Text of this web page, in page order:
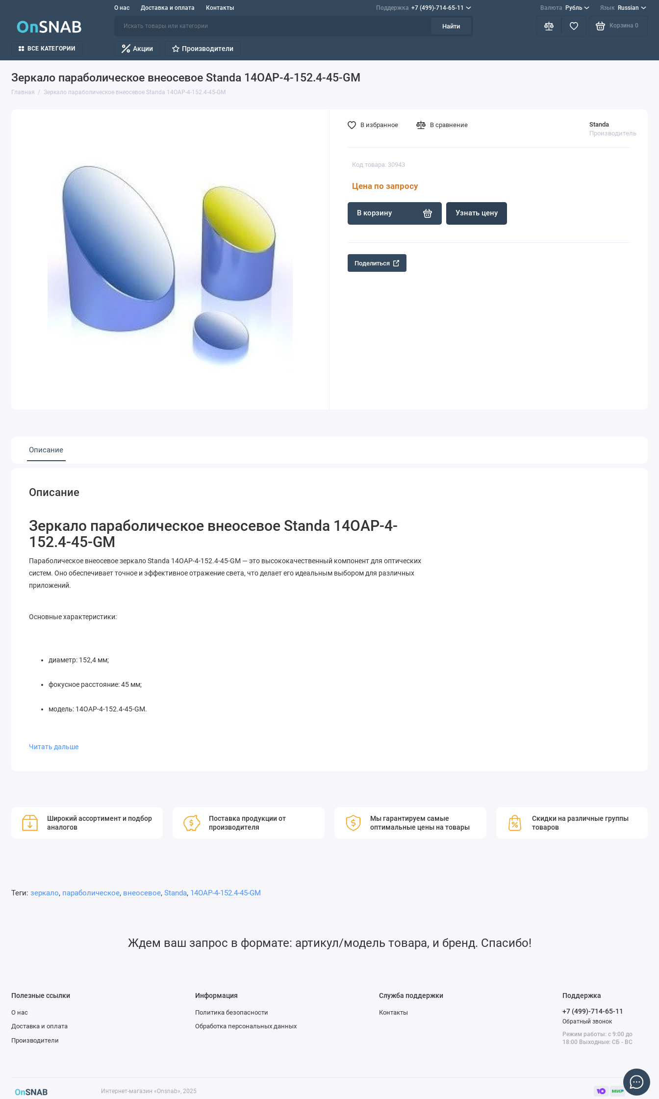
О нас Доставка и оплата Контакты Поддержка +7 (499)-714-65-11 Валюта Рубль Язык Russian
Найти Корзина 0
ВСЕ КАТЕГОРИИ Акции Производители
Зеркало параболическое внеосевое Standa 14OAP-4-152.4-45-GM
Главная Зеркало параболическое внеосевое Standa 14OAP-4-152.4-45-GM
Код товара: 30943
Цена по запросу
Standa
Производитель
В корзину Узнать цену
В избранное В сравнение
Поделиться
Описание
Описание
Зеркало параболическое внеосевое Standa 14OAP-4-
152.4-45-GM
Параболическое внеосевое зеркало Standa 14OAP-4-152.4-45-GM — это высококачественный компонент для оптических
систем. Оно обеспечивает точное и эффективное отражение света, что делает его идеальным выбором для различных
приложений.
Основные характеристики:
диаметр: 152,4 мм;
фокусное расстояние: 45 мм;
модель: 14OAP-4-152.4-45-GM.
Это зеркало разработано для обеспечения превосходной производительности и долговечности. Оно подходит для
Standa предлагает стандартные и специальные металлические зеркала с параболическими контурами поверхности для
Читать дальше
Широкий ассортимент и подбор
аналогов
Поставка продукции от
производителя
Мы гарантируем самые
оптимальные цены на товары
Скидки на различные группы
товаров
Теги: зеркало, параболическое, внеосевое, Standa, 14OAP-4-152.4-45-GM
Ждем ваш запрос в формате: артикул/модель товара, и бренд. Спасибо!
Полезные ссылки
О нас
Доставка и оплата
Производители
Информация
Политика безопасности
Обработка персональных данных
Служба поддержки
Контакты
Поддержка
+7 (499)-714-65-11
Обратный звонок
Режим работы: с 9:00 до
18:00 Выходные: СБ - ВС
Интернет-магазин «Onsnab», 2025